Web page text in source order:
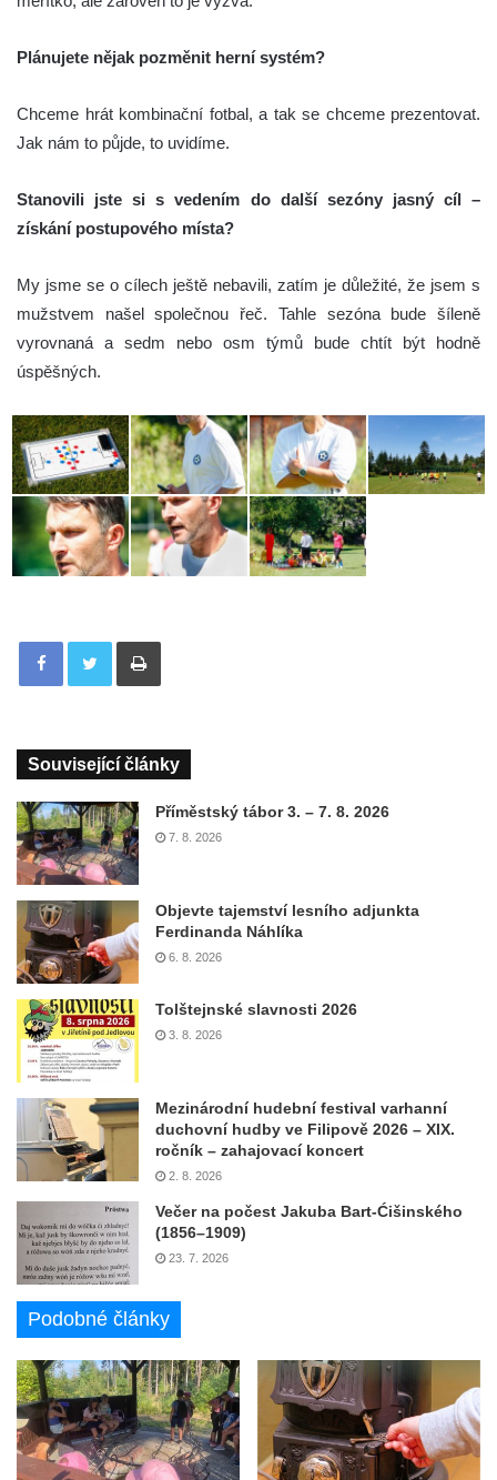
Plánujete nějak pozměnit herní systém?
Chceme hrát kombinační fotbal, a tak se chceme prezentovat.
Jak nám to půjde, to uvidíme.
Stanovili jste si s vedením do další sezóny jasný cíl –
získání postupového místa?
My jsme se o cílech ještě nebavili, zatím je důležité, že jsem s
mužstvem našel společnou řeč. Tahle sezóna bude šíleně
vyrovnaná a sedm nebo osm týmů bude chtít být hodně
úspěšných.
Tisknout
Související články
Příměstský tábor 3. – 7. 8. 2026
7. 8. 2026
Objevte tajemství lesního adjunkta
Ferdinanda Náhlíka
6. 8. 2026
Tolštejnské slavnosti 2026
3. 8. 2026
Mezinárodní hudební festival varhanní
duchovní hudby ve Filipově 2026 – XIX.
ročník – zahajovací koncert
2. 8. 2026
Večer na počest Jakuba Bart-Ćišinského
(1856–1909)
23. 7. 2026
Podobné články